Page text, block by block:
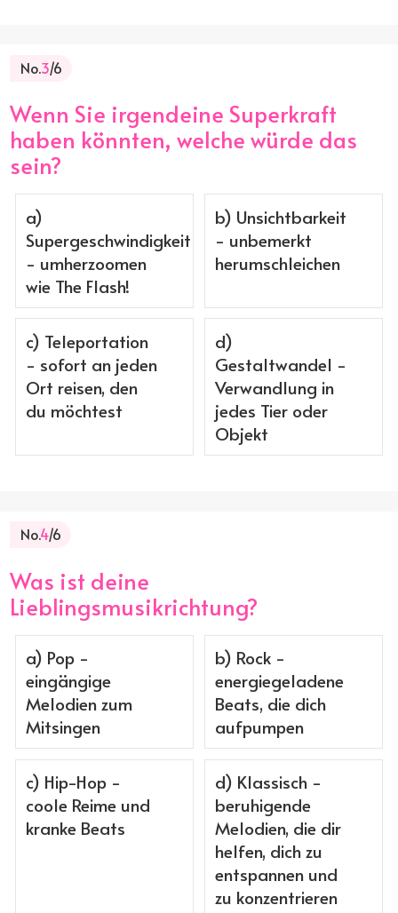
No.3/6
Wenn Sie irgendeine Superkraft
haben könnten, welche würde das
sein?
a)
Supergeschwindigkeit
- umherzoomen
wie The Flash!
b) Unsichtbarkeit
- unbemerkt
herumschleichen
c) Teleportation
- sofort an jeden
Ort reisen, den
du möchtest
d)
Gestaltwandel -
Verwandlung in
jedes Tier oder
Objekt
No.4/6
Was ist deine
Lieblingsmusikrichtung?
a) Pop -
eingängige
Melodien zum
Mitsingen
b) Rock -
energiegeladene
Beats, die dich
aufpumpen
c) Hip-Hop -
coole Reime und
kranke Beats
d) Klassisch -
beruhigende
Melodien, die dir
helfen, dich zu
entspannen und
zu konzentrieren